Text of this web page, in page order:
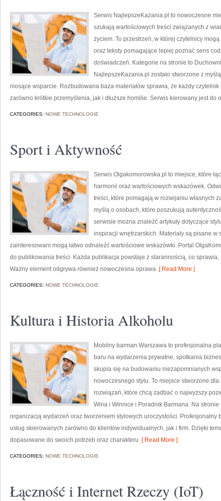
Serwis NajlepszeKazania.pl to nowoczesne
szukają wartościowych treści związanych z
życiem. To przestrzeń, w której czytelnicy
oraz teksty pomagające lepiej poznać sens
doświadczeń. Kategorie na stronie to
NajlepszeKazania.pl zostało stworzone z
niosące wsparcie. Rozbudowana baza materiałów sprawia, że każdy
zarówno krótkie przemyślenia, jak i dłuższe homilie. Serwis kierowany jest do
CATEGORIES: NOWE TECHNOLOGIE
Sport i Aktywność
Serwis Olgakomorowska.pl to miejsce, które
harmonii oraz wartościowych wskazówek.
treści, które pomagają w rozwijaniu własnych
myślą o osobach, które poszukują
serwisie można znaleźć artykuły dotyczące
inspiracji wnętrzarskich. Materiały są pisane
zainteresowani mogą łatwo odnaleźć wartościowe wskazówki. Portal
do publikowania treści. Każda publikacja powstaje z starannością, co
Ważny element odgrywa również nowoczesna oprawa [ Read More ]
CATEGORIES: NOWE TECHNOLOGIE
Kultura i Historia Alkoholu
Mobilny barman Warszawa to profesjonalna
baru na wydarzenia prywatne, spotkania
skupia się na budowaniu niezapomnianych
nowoczesnego stylu. To miejsce stworzone
rozwiązań, które chcą zadbać o najwyższy
Wina i Winnice i Poradnik Barmana. Na
organizacją wydarzeń oraz tworzeniem stylowych uroczystości. Profesjonalny
usług skierowanych zarówno do klientów indywidualnych, jak i firm. Dzięki
dopasowane do swoich potrzeb oraz charakteru [ Read More ]
CATEGORIES: NOWE TECHNOLOGIE
Łączność i Internet Rzeczy (IoT)